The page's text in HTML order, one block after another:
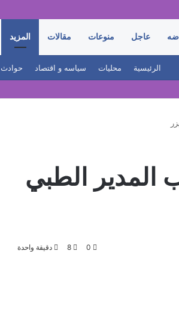
عاجل منوعات مقالات المزيد
الرئيسية محليات سياسه و اقتصاد حوادث
المدير الطبي
0
8 دقيقة واحدة